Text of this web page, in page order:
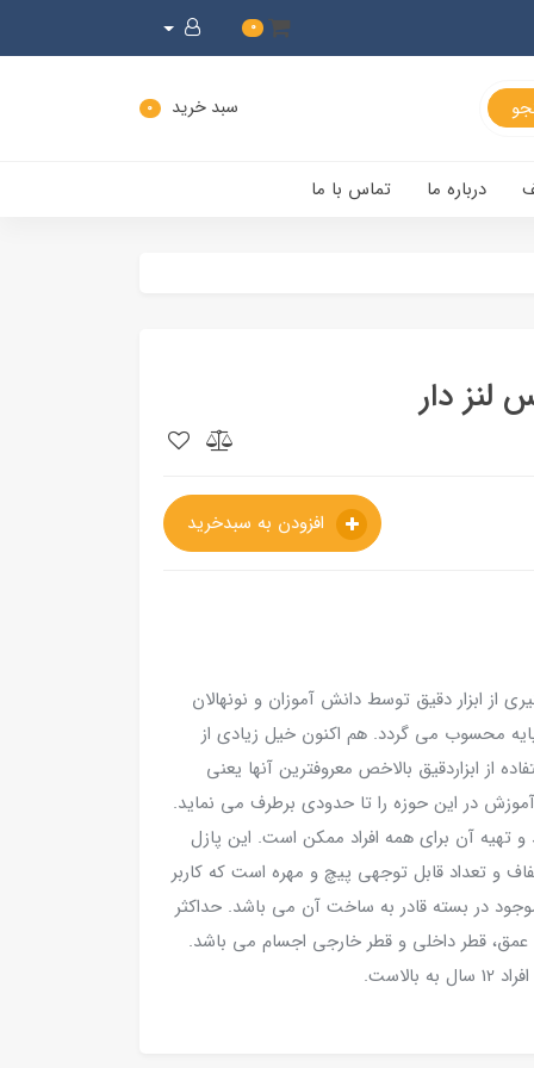
0
سبد خرید 0
درباره ما تماس با ما
از ابزار دقیق توسط دانش آموزان و نونهالان
محسوب می گردد. هم اکنون خیل زیادی از
از ابزاردقیق بالاخص معروفترین آنها یعنی
در این حوزه را تا حدودی برطرف می نماید.
تهیه آن برای همه افراد ممکن است. این پازل
و تعداد قابل توجهی پیچ و مهره است که کاربر
در بسته قادر به ساخت آن می باشد. حداکثر
گیری عمق، قطر داخلی و قطر خارجی اجسام می باشد.